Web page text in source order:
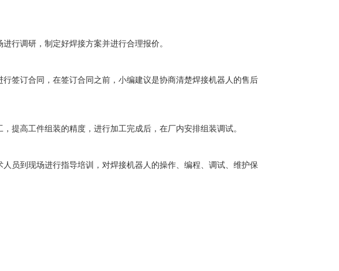
行调研，制定好焊接方案并进行合理报价。
签订合同，在签订合同之前，小编建议是协商清楚焊接机器人的售后
提高工件组装的精度，进行加工完成后，在厂内安排组装调试。
员到现场进行指导培训，对焊接机器人的操作、编程、调试、维护保